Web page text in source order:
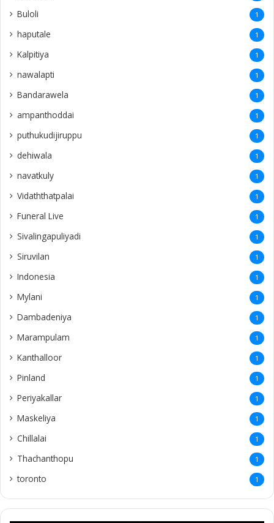
Buloli 1
haputale 1
Kalpitiya 1
nawalapti 1
Bandarawela 1
ampanthoddai 1
puthukudijiruppu 1
dehiwala 1
navatkuly 1
Vidaththatpalai 1
Funeral Live 1
Sivalingapuliyadi 1
Siruvilan 1
Indonesia 1
Mylani 1
Dambadeniya 1
Marampulam 1
Kanthalloor 1
Pinland 1
Periyakallar 1
Maskeliya 1
Chillalai 1
Thachanthopu 1
toronto 1